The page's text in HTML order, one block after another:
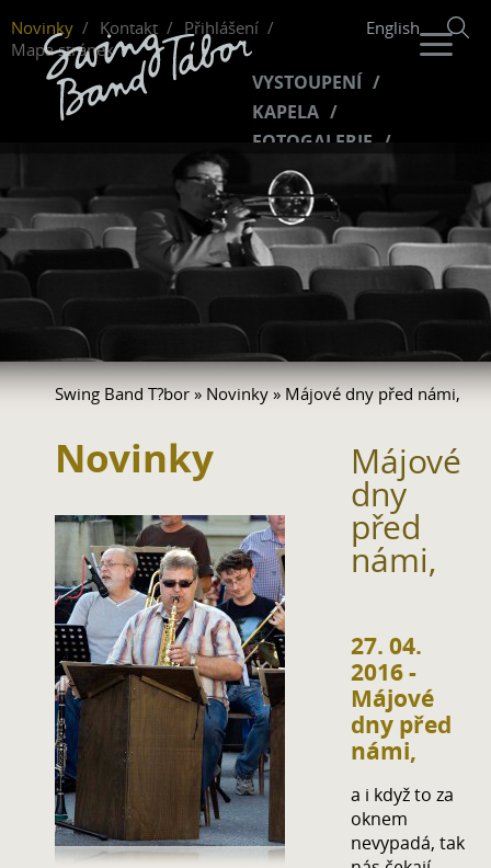
Novinky Kontakt
Přihlášení
Mapa stránek
English
VYSTOUPENÍ
KAPELA
FOTOGALERIE
HUDBA
FANKLUB
Swing Band T?bor » Novinky » Májové dny před námi,
Novinky Májové
dny
před
námi,
27. 04.
2016 -
Májové
dny před
námi,
a i když to za
oknem
nevypadá, tak